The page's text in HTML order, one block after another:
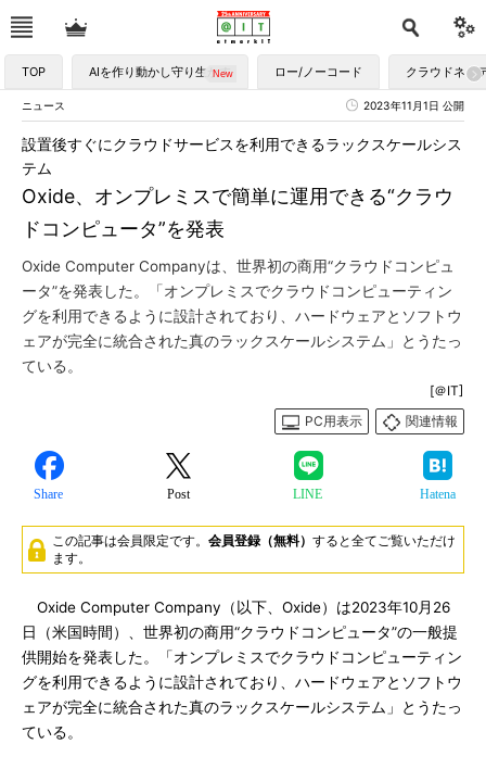
TOP AIを作り動かし守り生かす ロー/ノーコード クラウドネイ
ニュース 2023年11月1日 公開
Oxide、オンプレミスで簡単に運用できる“クラウ
ドコンピュータ”を発表
設置後すぐにクラウドサービスを利用できるラックスケールシス
テム
Oxide Computer Companyは、世界初の商用“クラウドコンピュ
ータ”を発表した。「オンプレミスでクラウドコンピューティン
グを利用できるように設計されており、ハードウェアとソフトウ
ェアが完全に統合された真のラックスケールシステム」とうたっ
ている。
[＠IT]
PC用表示
関連情報
Share Post LINE Hatena
この記事は会員限定です。 会員登録（無料） すると全てご覧いただけ
ます。
Oxide Computer Company（以下、Oxide）は2023年10月26
日（米国時間）、世界初の商用“クラウドコンピュータ”の一般提
供開始を発表した。「オンプレミスでクラウドコンピューティン
グを利用できるように設計されており、ハードウェアとソフトウ
ェアが完全に統合された真のラックスケールシステム」とうたっ
ている。